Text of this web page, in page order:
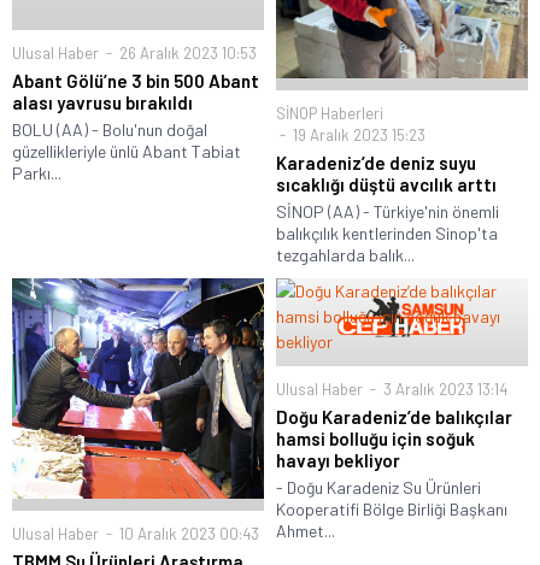
Ulusal Haber 26 Aralık 2023 10:53
Abant Gölü’ne 3 bin 500 Abant
alası yavrusu bırakıldı
BOLU (AA) - Bolu'nun doğal
güzellikleriyle ünlü Abant Tabiat
Parkı...
SİNOP Haberleri
19 Aralık 2023 15:23
Karadeniz’de deniz suyu
sıcaklığı düştü avcılık arttı
SİNOP (AA) - Türkiye'nin önemli
balıkçılık kentlerinden Sinop'ta
tezgahlarda balık...
Ulusal Haber 10 Aralık 2023 00:43
Ulusal Haber 3 Aralık 2023 13:14
Doğu Karadeniz’de balıkçılar
hamsi bolluğu için soğuk
havayı bekliyor
- Doğu Karadeniz Su Ürünleri
Kooperatifi Bölge Birliği Başkanı
Ahmet...